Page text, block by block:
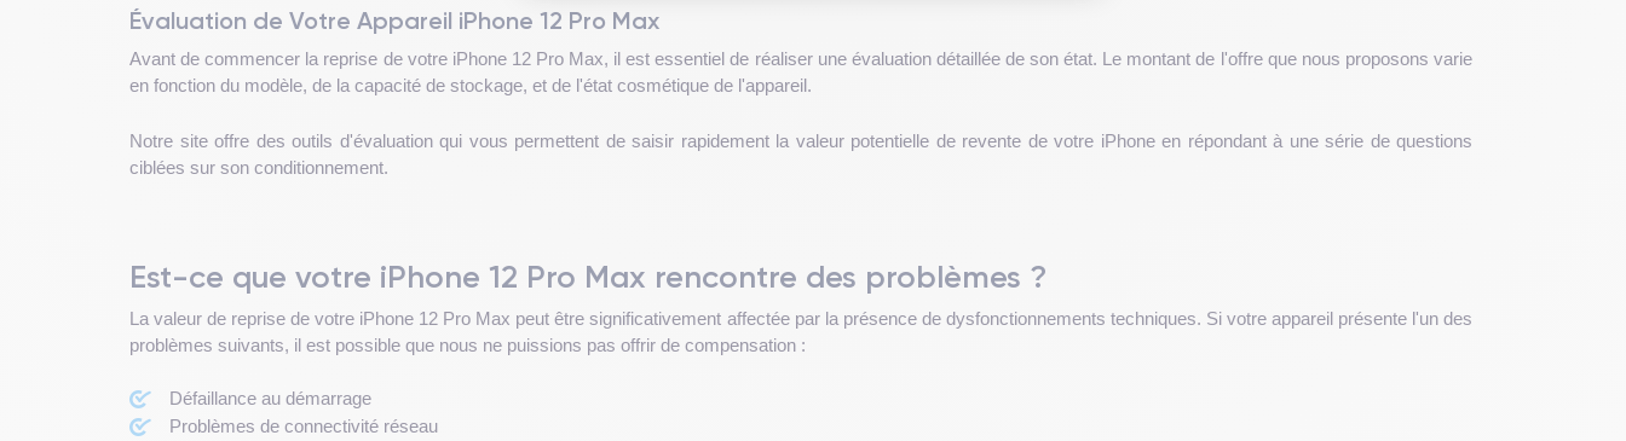
Évaluation de Votre Appareil iPhone 12 Pro Max
Avant de commencer la reprise de votre iPhone 12 Pro Max, il est essentiel de réaliser une évaluation détaillée de son état. Le montant de l'offre que nous proposons varie
en fonction du modèle, de la capacité de stockage, et de l'état cosmétique de l'appareil.
Notre site offre des outils d'évaluation qui vous permettent de saisir rapidement la valeur potentielle de revente de votre iPhone en répondant à une série de questions
ciblées sur son conditionnement.
Est-ce que votre iPhone 12 Pro Max rencontre des problèmes ?
La valeur de reprise de votre iPhone 12 Pro Max peut être significativement affectée par la présence de dysfonctionnements techniques. Si votre appareil présente l'un des
problèmes suivants, il est possible que nous ne puissions pas offrir de compensation :
Défaillance au démarrage
Problèmes de connectivité réseau